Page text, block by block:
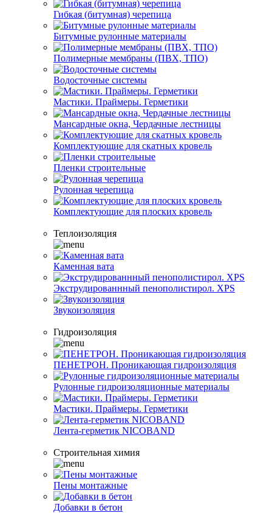
Гибкая (битумная) черепица
Битумные рулонные материалы
Полимерные мембраны (ПВХ, ТПО)
Водосточные системы
Мастики. Праймеры. Герметики
Мансардные окна, Чердачные лестницы
Комплектующие для скатных кровель
Пленки строительные
Рулонная черепица
Комплектующие для плоских кровель
Теплоизоляция
Каменная вата
Экструдированнный пенополистирол. XPS
Звукоизоляция
Гидроизоляция
ПЕНЕТРОН. Проникающая гидроизоляция
Рулонные гидроизоляционные материалы
Мастики. Праймеры. Герметики
Лента-герметик NICOBAND
Строительная химия
Пены монтажные
Добавки в бетон